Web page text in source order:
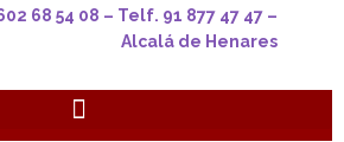
68 54 08 – Telf. 91 877 47 47 –
Alcalá de Henares